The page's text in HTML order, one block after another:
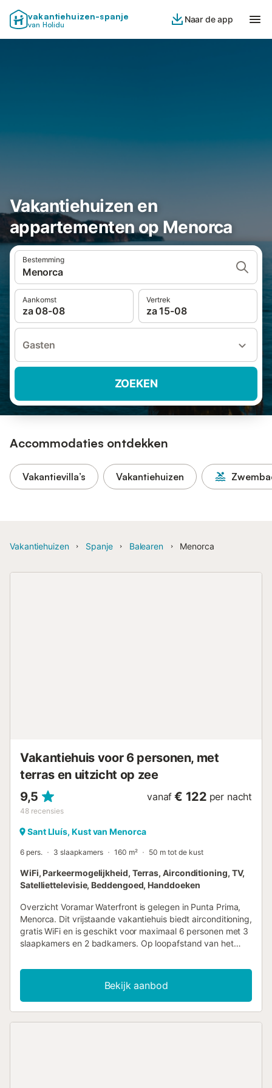
vakantiehuizen-spanje
van Holidu
Naar de app
Vakantiehuizen en
appartementen op Menorca
Bestemming
Menorca
Aankomst
za 08-08
Vertrek
za 15-08
Gasten
ZOEKEN
Accommodaties ontdekken
Vakantievilla’s Vakantiehuizen
Vakantiehuizen Spanje Balearen Menorca
Vakantiehuis voor 6 personen, met
terras en uitzicht op zee
9,5
48 recensies
vanaf € 122 per nacht
Sant Lluís, Kust van Menorca
6 pers. 3 slaapkamers 160 m² 50 m tot de kust
WiFi, Parkeermogelijkheid, Terras, Airconditioning, TV,
Satelliettelevisie, Beddengoed, Handdoeken
Overzicht Voramar Waterfront is gelegen in Punta Prima,
Menorca. Dit vrijstaande vakantiehuis biedt airconditioning,
gratis WiFi en is geschikt voor maximaal 6 personen met 3
slaapkamers en 2 badkamers. Op loopafstand van het
slaapkamers, 2 badkamers, woonkamer, eetkamer,
keuken, eetterras. Privéparkeergelegenheid. Woonkamer
De woonkamer beschikt over een satelliet-tv, een eethoek,
comfortabele banken, een dvd-speler en gratis WiFi. Er
Bekijk aanbod